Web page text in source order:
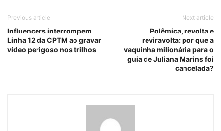
Previous article
Influencers interrompem
Linha 12 da CPTM ao gravar
vídeo perigoso nos trilhos
Next article
Polêmica, revolta e
reviravolta: por que a
vaquinha milionária para o
guia de Juliana Marins foi
cancelada?